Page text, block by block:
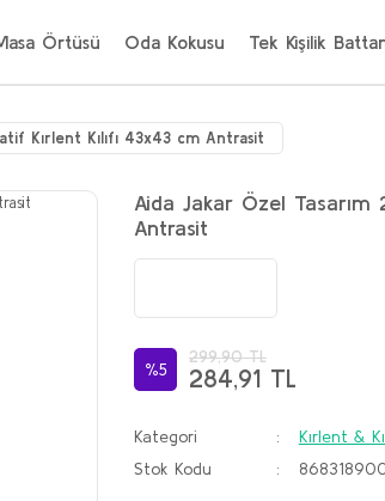
Örtüsü Oda Kokusu Tek Kişilik
Kırlent Kılıfı 43x43 cm Antrasit
Aida Jakar Özel Tasarım
Antrasit
%5
299,90 TL
284,91 TL
Kategori
Kırlent &
Stok Kodu